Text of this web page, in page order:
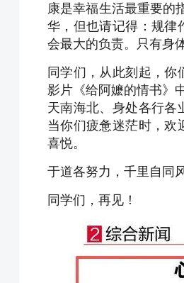
康是幸福生活最重要的
华，但也请记得：规律
会最大的负责。只有身
同学们，从此刻起，
影片《给阿嬷的情书》
天南海北、身处各行各
当你们疲惫迷茫时，欢
喜悦。
于道各努力，千里自同
同学们，再见！